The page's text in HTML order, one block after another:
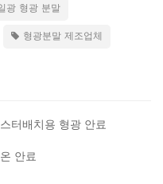
광 형광 분말
형광분말 제조업체
터배치용 형광 안료
안료